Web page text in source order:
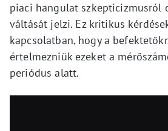
piaci hangulat szkepticizmusról
váltását jelzi. Ez kritikus
kapcsolatban, hogy a
értelmezniük ezeket a
periódus alatt.